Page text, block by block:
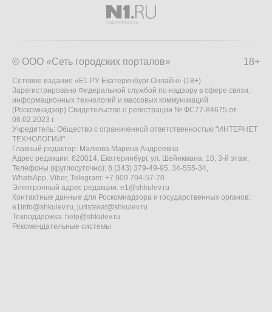
18+
© ООО «Сеть городских порталов»
Сетевое издание «Е1.РУ Екатеринбург Онлайн» (18+)
Зарегистрировано Федеральной службой по надзору в сфере связи,
информационных технологий и массовых коммуникаций
(Роскомнадзор) Свидетельство о регистрации № ФС77-84675 от
06.02.2023 г.
Учредитель: Общество с ограниченной ответственностью "ИНТЕРНЕТ
ТЕХНОЛОГИИ"
Главный редактор: Малкова Марина Андреевна
Адрес редакции: 620014, Екатеринбург, ул. Шейнкмана, 10, 3-й этаж,
Телефоны (круглосуточно): 8 (343) 379-49-95, 34-555-34,
WhatsApp, Viber, Telegram: +7 909 704-57-70
Электронный адрес редакции: e1@shkulev.ru
Контактные данные для Роскомнадзора и государственных органов:
e1info@shkulev.ru, juristekat@shkulev.ru
Техподдержка: help@shkulev.ru
Рекомендательные системы